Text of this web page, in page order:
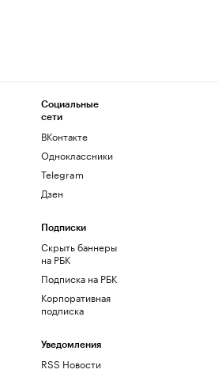
Социальные
сети
ВКонтакте
Одноклассники
Telegram
Дзен
Подписки
Скрыть баннеры
на РБК
Подписка на РБК
Корпоративная
подписка
Уведомления
RSS Новости